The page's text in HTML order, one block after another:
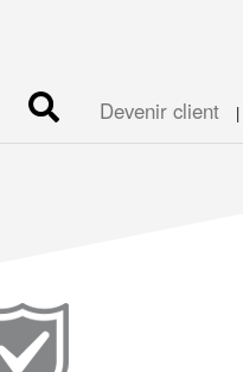
Devenir client |